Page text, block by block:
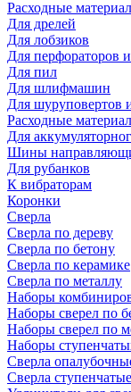
Расходные
Для дрелей
Для лобзиков
Для перфораторов
Для пил
Для шлифмашин
Для шуруповертов
Расходные
Для
Шины
Для рубанков
К вибраторам
Коронки
Сверла
Сверла по дереву
Сверла по бетону
Сверла по керамике
Сверла по металлу
Наборы
Наборы сверел по
Наборы сверел по
Наборы
Сверла
Сверла ступенчатые